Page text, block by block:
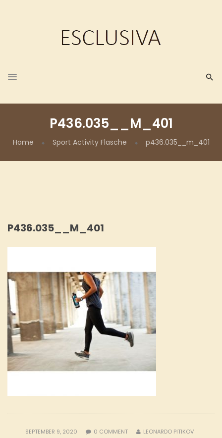
P436.035__M_401
Home Sport Activity Flasche p436.035__m_401
P436.035__M_401
SEPTEMBER 9, 2020 0 COMMENT LEONARDO PITIKOV